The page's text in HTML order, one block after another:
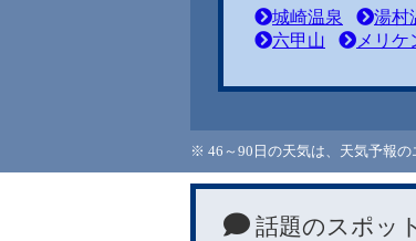
城崎温泉 湯村
六甲山
メリケ
※ 46～90日の天気は、天気予報の
話題のスポット